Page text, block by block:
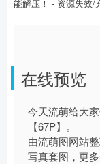
能解压！ - 资源失效/
在线预览
今天流萌给大
【67P】。
由流萌图网站
写真套图，更